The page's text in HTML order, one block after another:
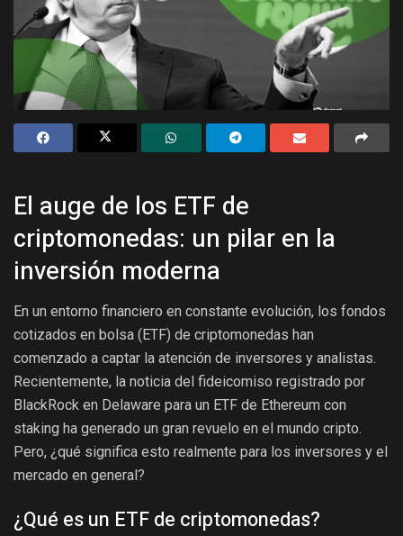
El auge de los ETF de
criptomonedas: un pilar en la
inversión moderna
En un entorno financiero en constante evolución, los fondos
cotizados en bolsa (ETF) de criptomonedas han
comenzado a captar la atención de inversores y analistas.
Recientemente, la noticia del fideicomiso registrado por
BlackRock en Delaware para un ETF de Ethereum con
staking ha generado un gran revuelo en el mundo cripto.
Pero, ¿qué significa esto realmente para los inversores y el
mercado en general?
¿Qué es un ETF de criptomonedas?